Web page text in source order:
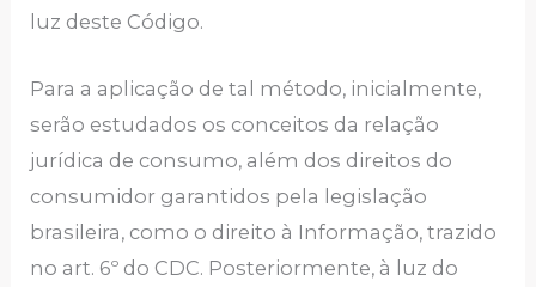
luz deste Código.
Para a aplicação de tal método, inicialmente,
serão estudados os conceitos da relação
jurídica de consumo, além dos direitos do
consumidor garantidos pela legislação
brasileira, como o direito à Informação, trazido
no art. 6º do CDC. Posteriormente, à luz do